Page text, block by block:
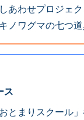
あわせプロジェ
ノワグマの七つ道
ス
おとまりスクール